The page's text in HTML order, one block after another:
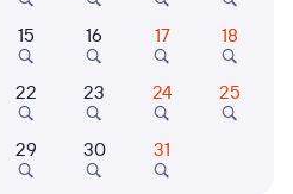
20 ⁠506 ⁠₽
дату
30 м в пути
15 16 17 18
22 23 24 25
29 30 31